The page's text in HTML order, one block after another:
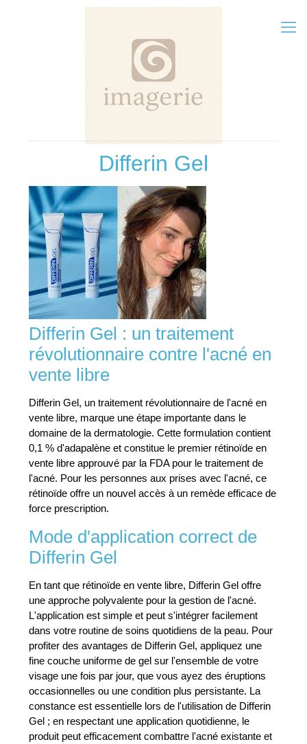
Differin Gel
Differin Gel : un traitement
révolutionnaire contre l'acné en
vente libre
Differin Gel, un traitement révolutionnaire de l'acné en
vente libre, marque une étape importante dans le
domaine de la dermatologie. Cette formulation contient
0,1 % d'adapalène et constitue le premier rétinoïde en
vente libre approuvé par la FDA pour le traitement de
l'acné. Pour les personnes aux prises avec l'acné, ce
rétinoïde offre un nouvel accès à un remède efficace de
force prescription.
Mode d'application correct de
Differin Gel
En tant que rétinoïde en vente libre, Differin Gel offre
une approche polyvalente pour la gestion de l'acné.
L'application est simple et peut s'intégrer facilement
dans votre routine de soins quotidiens de la peau. Pour
profiter des avantages de Differin Gel, appliquez une
fine couche uniforme de gel sur l'ensemble de votre
visage une fois par jour, que vous ayez des éruptions
occasionnelles ou une condition plus persistante. La
constance est essentielle lors de l'utilisation de Differin
Gel ; en respectant une application quotidienne, le
produit peut efficacement combattre l'acné existante et